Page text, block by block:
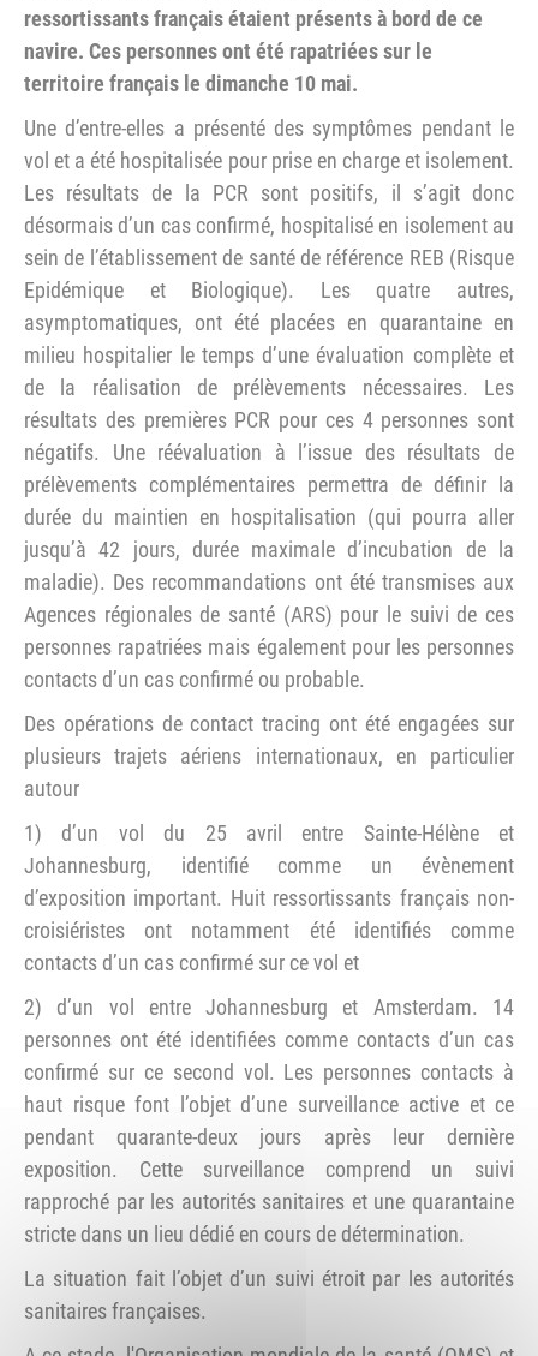
ressortissants français étaient présents à bord de ce
navire. Ces personnes ont été rapatriées sur le
territoire français le dimanche 10 mai.
Une d’entre-elles a présenté des symptômes pendant le
vol et a été hospitalisée pour prise en charge et isolement.
Les résultats de la PCR sont positifs, il s’agit donc
désormais d’un cas confirmé, hospitalisé en isolement au
sein de l’établissement de santé de référence REB (Risque
Epidémique et Biologique). Les quatre autres,
asymptomatiques, ont été placées en quarantaine en
milieu hospitalier le temps d’une évaluation complète et
de la réalisation de prélèvements nécessaires. Les
résultats des premières PCR pour ces 4 personnes sont
négatifs. Une réévaluation à l’issue des résultats de
prélèvements complémentaires permettra de définir la
durée du maintien en hospitalisation (qui pourra aller
jusqu’à 42 jours, durée maximale d’incubation de la
maladie). Des recommandations ont été transmises aux
Agences régionales de santé (ARS) pour le suivi de ces
personnes rapatriées mais également pour les personnes
contacts d’un cas confirmé ou probable.
Des opérations de contact tracing ont été engagées sur
plusieurs trajets aériens internationaux, en particulier
autour
1) d’un vol du 25 avril entre Sainte-Hélène et
Johannesburg, identifié comme un évènement
d’exposition important. Huit ressortissants français non-
croisiéristes ont notamment été identifiés comme
contacts d’un cas confirmé sur ce vol et
2) d’un vol entre Johannesburg et Amsterdam. 14
personnes ont été identifiées comme contacts d’un cas
confirmé sur ce second vol. Les personnes contacts à
haut risque font l’objet d’une surveillance active et ce
pendant quarante-deux jours après leur dernière
exposition. Cette surveillance comprend un suivi
rapproché par les autorités sanitaires et une quarantaine
stricte dans un lieu dédié en cours de détermination.
La situation fait l’objet d’un suivi étroit par les autorités
sanitaires françaises.